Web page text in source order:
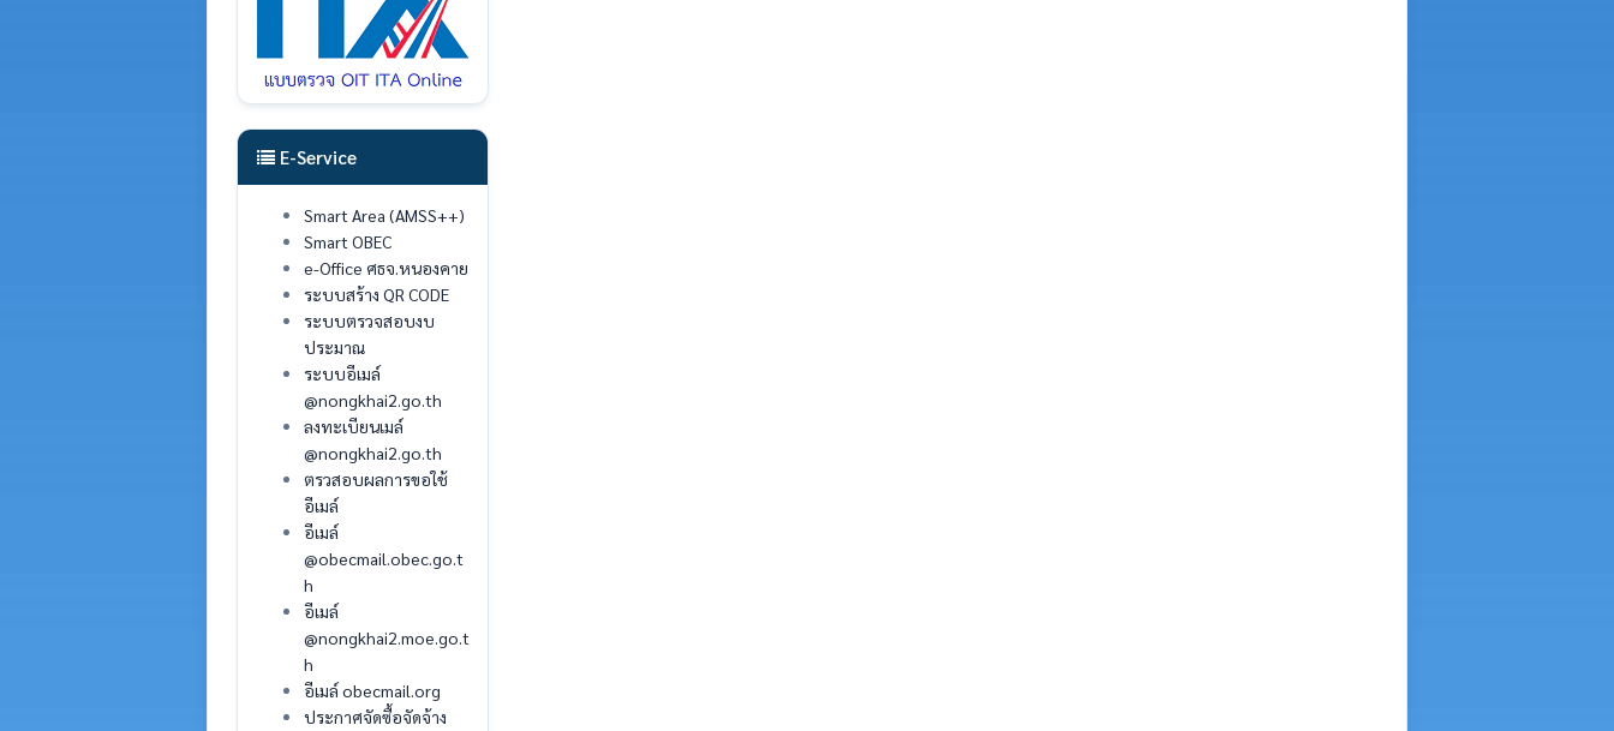
E-Service
Smart Area (AMSS++)
Smart OBEC
e-Office ศธจ.หนองคาย
ระบบสร้าง QR CODE
ระบบตรวจสอบงบ
ประมาณ
ระบบอีเมล์
@nongkhai2.go.th
ลงทะเบียนเมล์
@nongkhai2.go.th
ตรวสอบผลการขอใช้
อีเมล์
อีเมล์
@obecmail.obec.go.t
h
อีเมล์
@nongkhai2.moe.go.t
h
อีเมล์ obecmail.org
ประกาศจัดซื้อจัดจ้าง